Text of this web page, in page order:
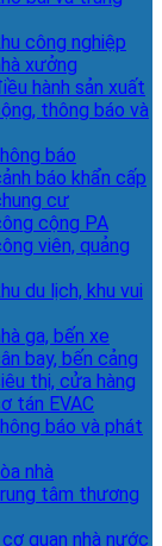
công nghiệp
xưởng
hành sản xuất
thông báo và
báo
báo khẩn cấp
cư
cộng PA
viên, quảng
du lịch, khu vui
ga, bến xe
bay, bến cảng
thị, cửa hàng
tán EVAC
báo và phát
nhà
tâm thương
quan nhà nước